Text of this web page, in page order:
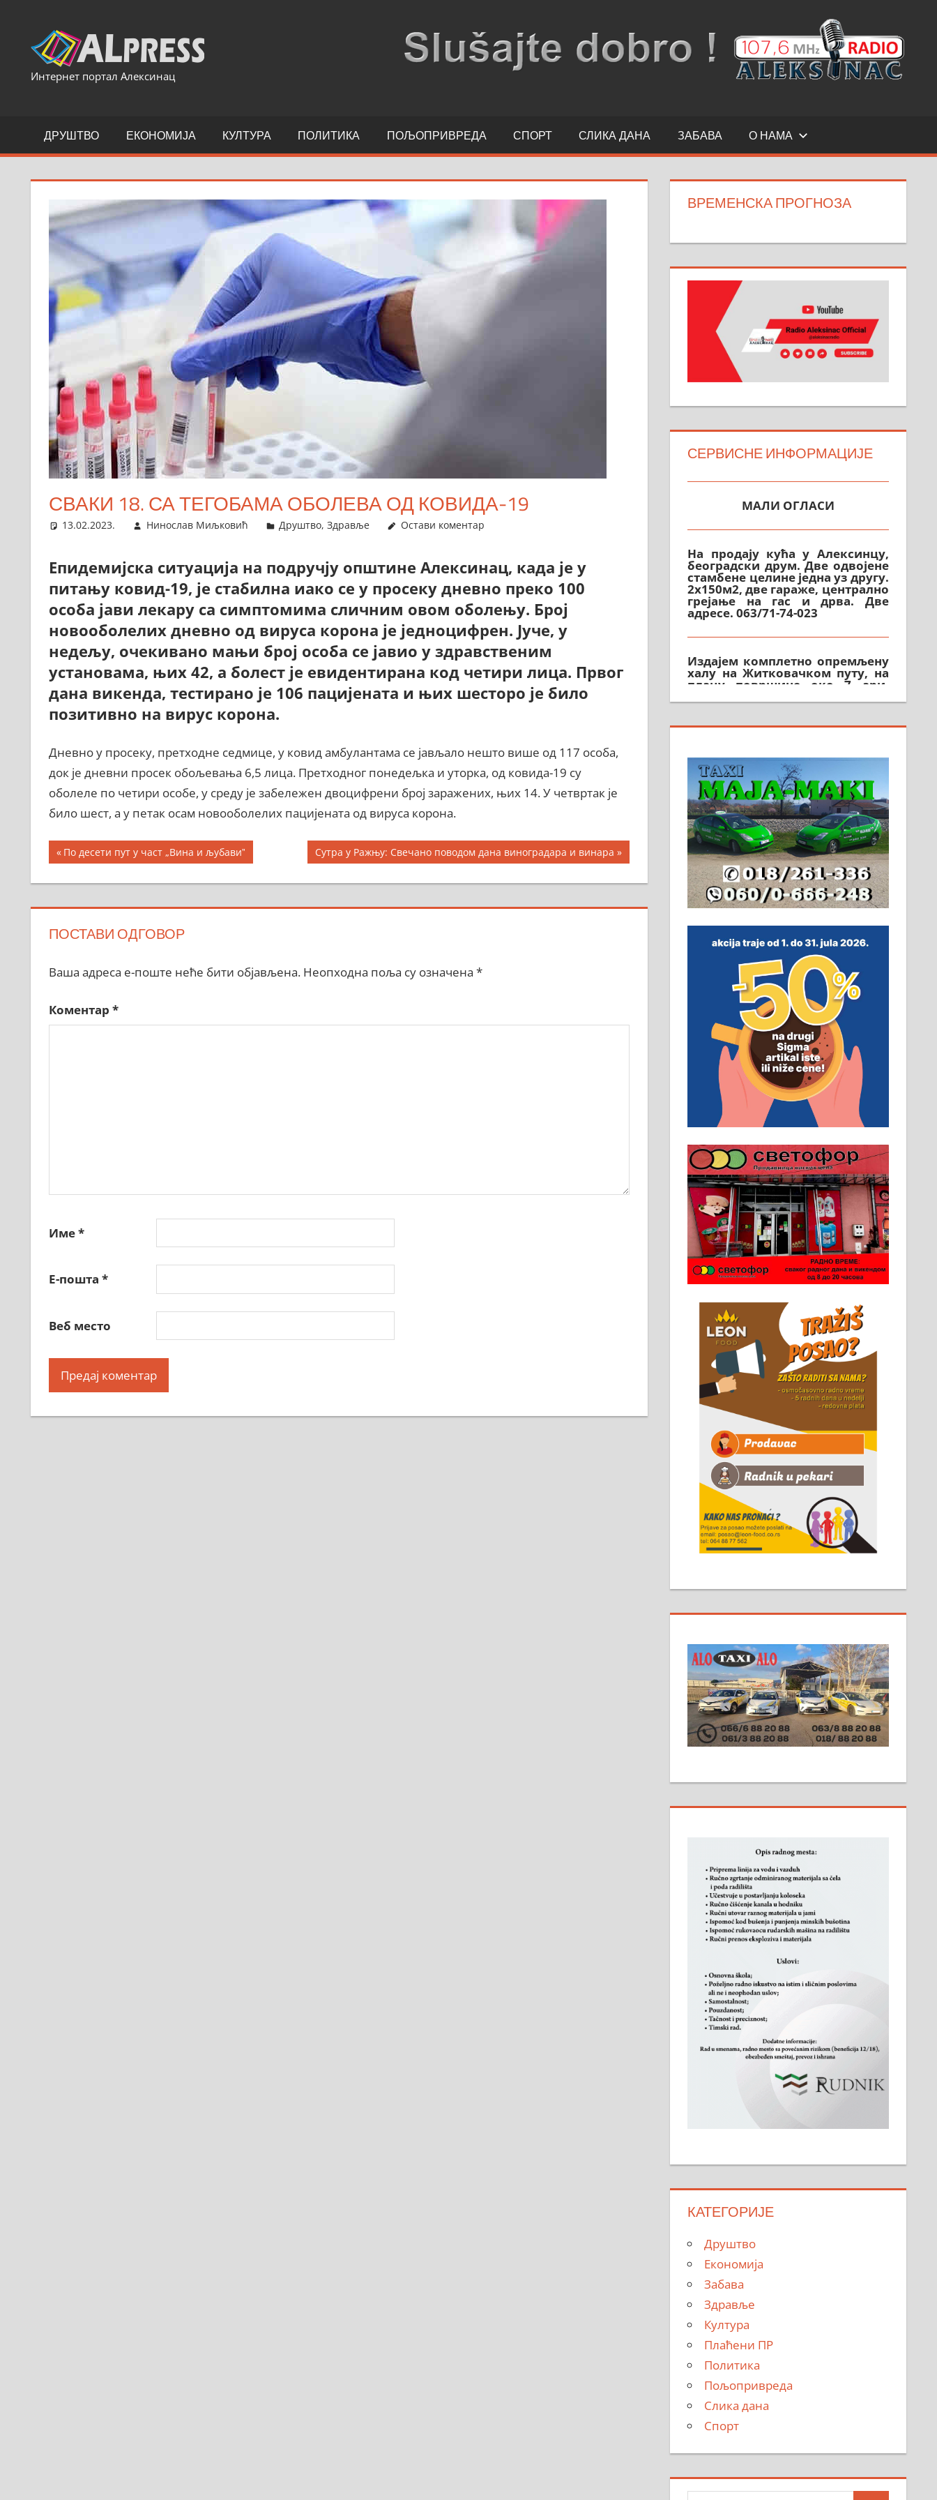
content
Интернет портал Алексинац
ДРУШТВО ЕКОНОМИЈА КУЛТУРА ПОЛИТИКА ПОЉОПРИВРЕДА СПОРТ СЛИКА ДАНА ЗАБАВА О НАМА
СВАКИ 18. СА ТЕГОБАМА ОБОЛЕВА ОД КОВИДА-19
13.02.2023. Нинослав Миљковић Друштво,Здравље Остави коментар
Епидемијска ситуација на подручју општине Алексинац, када је у
питању ковид-19, је стабилна иако се у просеку дневно преко 100
особа јави лекару са симптомима сличним овом оболењу. Број
новооболелих дневно од вируса корона је једноцифрен. Јуче, у
недељу, очекивано мањи број особа се јавио у здравственим
установама, њих 42, а болест је евидентирана код четири лица. Првог
дана викенда, тестирано је 106 пацијената и њих шесторо је било
позитивно на вирус корона.
Дневно у просеку, претходне седмице, у ковид амбулантама се јављало нешто више од 117 особа,
док је дневни просек обољевања 6,5 лица. Претходног понедељка и уторка, од ковида-19 су
оболеле по четири особе, у среду је забележен двоцифрени број заражених, њих 14. У четвртак је
било шест, а у петак осам новооболелих пацијената од вируса корона.
Кретање
чланка
Previous
Post:
По десети пут у част „Вина и љубавиˮ
Next
Post:
Сутра у Ражњу: Свечано поводом дана виноградара и винара
ПОСТАВИ ОДГОВОР
Ваша адреса е-поште неће бити објављена. Неопходна поља су означена *
Коментар *
Име*
Е-пошта *
Веб место
ВРЕМЕНСКА ПРОГНОЗА
СЕРВИСНЕ ИНФОРМАЦИЈЕ
београдски друм. Две одвојене
стамбене целине једна уз другу.
2х150м2, две гараже, централно
грејање на гас и дрва. Две
адресе. 063/71-74-023
халу на Житковачком путу, на
плацу површине око 7 ари.
064/321-80-51; 063/102-35-25
На продају легализована, нова,
м2 са плацем од 8 ари у
Зеленом виру у Алексинцу.
Могућа замена. 064/21-63-584
ПОСЛОВНИ ОГЛАСИ
Рудник и флотација Рудник
д.о.о. Рудник запошљава 20
помоћника рудара. Услови:
Основна школа, пожељно
радно искуство на истим и
сличним пословима, али не и
неопходан услов. Обезбеђен
смештај, превоз, исхрана.
032/57-41-122 – локал 22
Пружам услуге завршних
радова у грађевини,
хидроизолације и молерских
радова. 061/25-28-058
Ало таксију потребан возач са Б
категоријом. 064/02-85-511
Потребна два радника за рад на
стоваришту „Липа промет” у
Алексинцу. За више
информација доћи лично на
стовариште у улици Максима
Горког 26 сваког радног дана од
8 до 15 часова. 063/465-045
Чистим све врсте димњака.
КАТЕГОРИЈЕ
Друштво
Економија
Забава
Здравље
Култура
Плаћени ПР
Политика
Пољопривреда
Слика дана
Спорт